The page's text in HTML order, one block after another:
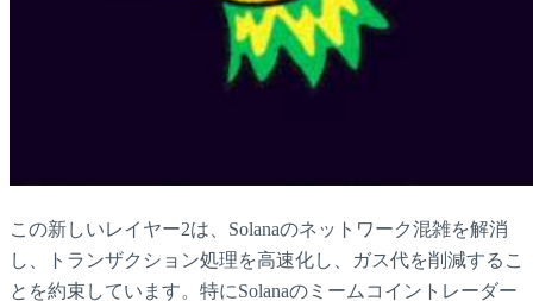
この新しいレイヤー2は、Solanaのネットワーク混雑を解消
し、トランザクション処理を高速化し、ガス代を削減するこ
とを約束しています。特にSolanaのミームコイントレーダー